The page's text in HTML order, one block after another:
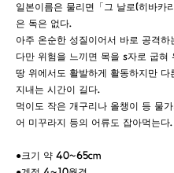
일본이름은 물리면「그 날로(히바카
은 독은 없다.
아주 온순한 성질이어서 바로 공격하
다만 위험을 느끼면 목을 s자로 굽혀
땅 위에서도 활발하게 활동하지만
지내는 시간이 길다.
먹이도 작은 개구리나 올챙이 등 물
어 미꾸라지 등의 어류도 잡아먹는다.
●크기 약 40~65cm